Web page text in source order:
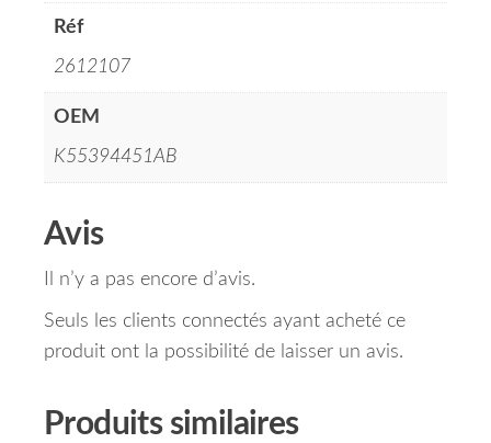
Réf
2612107
OEM
K55394451AB
Avis
Il n’y a pas encore d’avis.
Seuls les clients connectés ayant acheté ce
produit ont la possibilité de laisser un avis.
Produits similaires